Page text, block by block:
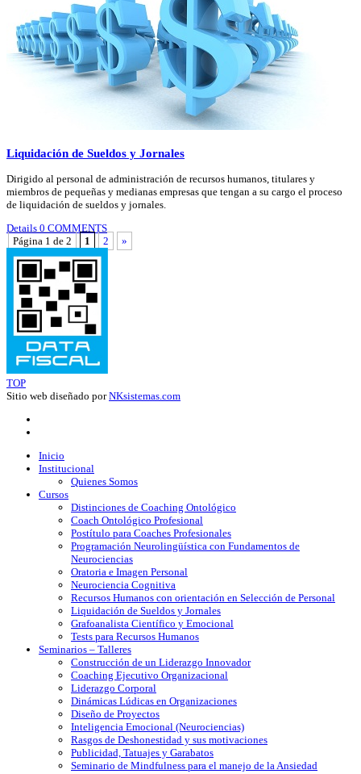
Liquidación de Sueldos y Jornales
Dirigido al personal de administración de recursos humanos, titulares y
miembros de pequeñas y medianas empresas que tengan a su cargo el proceso
de liquidación de sueldos y jornales.
Details 0 COMMENTS
Página 1 de 2
1 2 »
TOP
Sitio web diseñado porNKsistemas.com
Inicio
Institucional
Quienes Somos
Cursos
Distinciones de Coaching Ontológico
Coach Ontológico Profesional
Postítulo para Coaches Profesionales
Programación Neurolingüística con Fundamentos de
Neurociencias
Oratoria e Imagen Personal
Neurociencia Cognitiva
Recursos Humanos con orientación en Selección de Personal
Liquidación de Sueldos y Jornales
Grafoanalista Científico y Emocional
Tests para Recursos Humanos
Seminarios – Talleres
Construcción de un Liderazgo Innovador
Coaching Ejecutivo Organizacional
Liderazgo Corporal
Dinámicas Lúdicas en Organizaciones
Diseño de Proyectos
Inteligencia Emocional (Neurociencias)
Rasgos de Deshonestidad y sus motivaciones
Publicidad, Tatuajes y Garabatos
Seminario de Mindfulness para el manejo de la Ansiedad